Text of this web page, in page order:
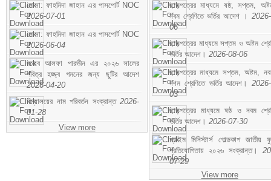
মোসা: ফাহমিদা জাহান এর পাসপোর্ট NOC
2026-07-01
মোসা: ফাহমিদা জাহান এর পাসপোর্ট NOC
2026-06-04
জনাব আলফা পারভীন এর ২০২৬ সালের
পবিত্র হজ্জ্ব গমনের জন্য ছুটির আদেশ
2026-04-20
বিদ্যালয়ের নাম পরিবর্তন সংক্রান্ত 2026-
01-28
View more
ছাড়পত্রের মাধ্যমে ষষ্ঠ, সপ্তম,
নবম শ্রেণিতে ভর্তির আদেশ ।
06
ছাড়পত্রের মাধ্যমে সপ্তম ও অষ্টম
ভর্তির আদেশ। 2026-08-06
ছাড়পত্রের মাধ্যমে সপ্তম, অষ্টম,
দশম শ্রেণিতে ভর্তির আদেশ।
03
ছাড়পত্রের মাধ্যমে ষষ্ঠ ও নবম
ভর্তির আদেশ। 2026-07-30
প্রাইম মিনিস্টার্স গোল্ডকাপ জাতীয়
প্রতিযোগিতায় ২০২৬ সংক্রান্ত।
07-29
View more